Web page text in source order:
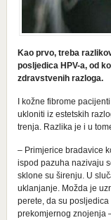
Kao prvo, treba
posljedica HPV-a, od
zdravstvenih razloga.
I kožne fibrome
ukloniti iz estetskih
trenja. Razlika je i u
– Primjerice bradavice
ispod pazuha nazivaju
sklone su širenju. U
uklanjanje. Možda je
perete, da su
prekomjernog znojenja